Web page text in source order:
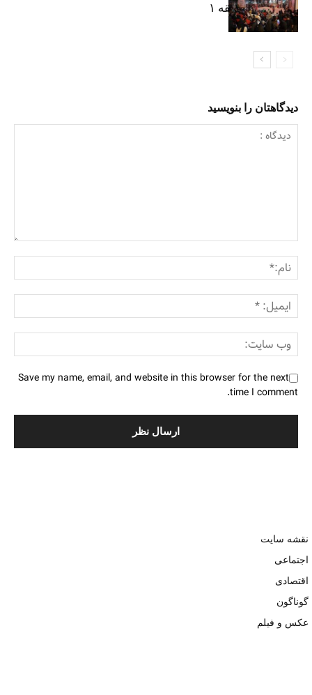
شهرداری منطقه ۱
دیدگاهتان را بنویسید
Save my name, email, and website in this browser for the next
time I comment.
نقشه سایت
اجتماعی
اقتصادی
گوناگون
عکس و فیلم